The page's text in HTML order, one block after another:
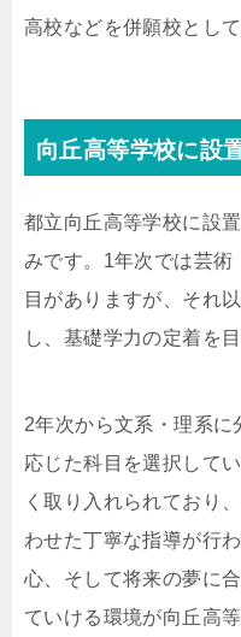
高校などを併願校とし
向丘高等学校に設
都立向丘高等学校に設
みです。1年次では芸術
目がありますが、それ
し、基礎学力の定着を目
2年次から文系・理系に
応じた科目を選択して
く取り入れられており
わせた丁寧な指導が行
心、そして将来の夢に
ていける環境が向丘高